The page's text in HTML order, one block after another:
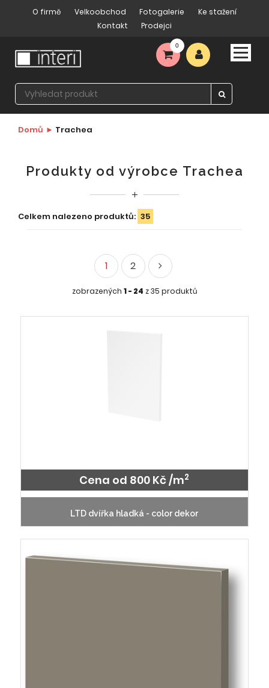
O firmě Velkoobchod Fotogalerie
Ke stažení
Kontakt
Prodejci
0
Domů Trachea
Produkty od výrobce Trachea
Celkem nalezeno produktů: 35
1 2
zobrazených 1 - 24 z 35 produktů
Cena od 800 Kč /m2
LTD dvířka hladká - color dekor